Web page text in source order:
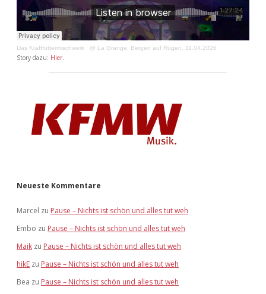
Das Kraftfuttermischwerk · @ La Grange, Bergen auf Rügen, 11.04.2026
Story dazu: Hier.
Neueste Kommentare
Marcel zu Pause – Nichts ist schön und alles tut weh
Embo zu Pause – Nichts ist schön und alles tut weh
Maik zu Pause – Nichts ist schön und alles tut weh
hikE zu Pause – Nichts ist schön und alles tut weh
Bea zu Pause – Nichts ist schön und alles tut weh